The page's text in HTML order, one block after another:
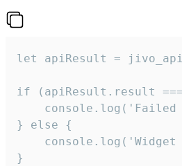
let apiResult =
if (apiResult.result
console.log('Failed
} else {
}